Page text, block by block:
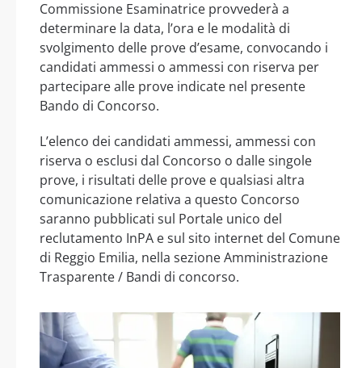
Commissione Esaminatrice provvederà a
determinare la data, l’ora e le modalità di
svolgimento delle prove d’esame, convocando i
candidati ammessi o ammessi con riserva per
partecipare alle prove indicate nel presente
Bando di Concorso.
L’elenco dei candidati ammessi, ammessi con
riserva o esclusi dal Concorso o dalle singole
prove, i risultati delle prove e qualsiasi altra
comunicazione relativa a questo Concorso
saranno pubblicati sul Portale unico del
reclutamento InPA e sul sito internet del Comune
di Reggio Emilia, nella sezione Amministrazione
Trasparente / Bandi di concorso.